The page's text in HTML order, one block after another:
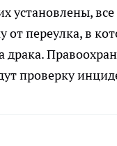
установлены,
от переулка, в
драка.
проверку